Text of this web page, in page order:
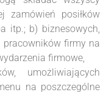
zamówień posiłków
itp.; b) biznesowych,
pracowników firmy na
firmowe,
umożliwiających
na poszczególne